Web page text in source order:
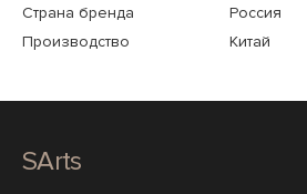
Страна бренда
Россия
Производство
Китай
SArts